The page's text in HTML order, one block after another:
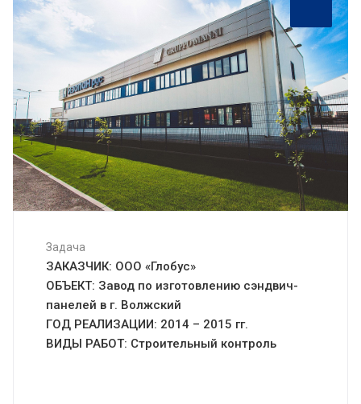
Задача
ЗАКАЗЧИК: ООО «Глобус»
ОБЪЕКТ: Завод по изготовлению сэндвич-
панелей в г. Волжский
ГОД РЕАЛИЗАЦИИ: 2014 – 2015 гг.
ВИДЫ РАБОТ: Строительный контроль